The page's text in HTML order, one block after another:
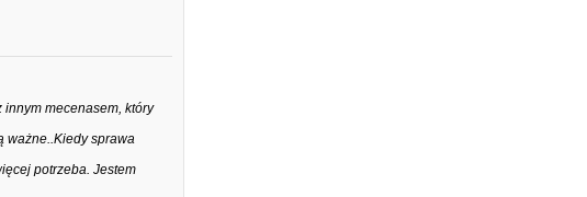
mecenasem, który
ważne..Kiedy sprawa
potrzeba. Jestem